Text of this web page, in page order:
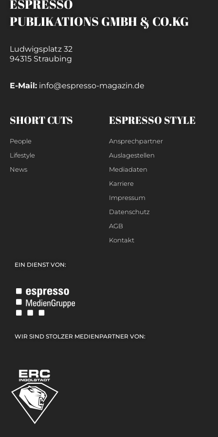
ESPRESSO
PUBLIKATIONS GMBH & CO.KG
Ludwigsplatz 32
94315 Straubing
E-Mail: info@espresso-magazin.de
SHORT CUTS
People
Lifestyle
News
ESPRESSO STYLE
Ansprechpartner
Auslagestellen
Mediadaten
Karriere
Impressum
Datenschutz
AGB
Kontakt
EIN DIENST VON:
WIR SIND STOLZER MEDIENPARTNER VON: